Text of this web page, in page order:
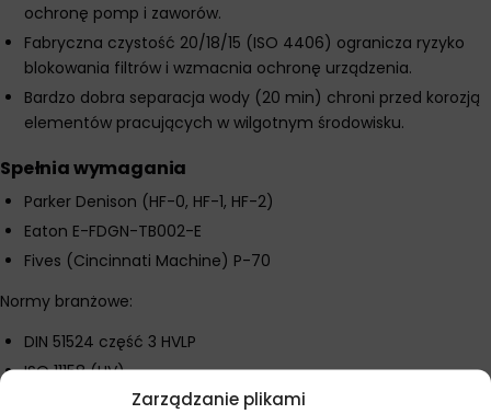
Zarządzanie plikami
ochronę pomp i zaworów.
Fabryczna czystość 20/18/15 (ISO 4406) ogranicza ryzyko
blokowania filtrów i wzmacnia ochronę urządzenia.
Bardzo dobra separacja wody (20 min) chroni przed korozją
elementów pracujących w wilgotnym środowisku.
Spełnia wymagania
Parker Denison (HF-0, HF-1, HF-2)
Eaton E-FDGN-TB002-E
Fives (Cincinnati Machine) P-70
Normy branżowe:
DIN 51524 część 3 HVLP
ISO 11158 (HV)
ASTM D6158 (HV)